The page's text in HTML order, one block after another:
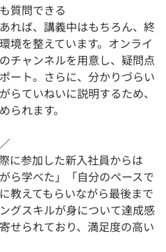
質問できる
れば、講義中はもちろん、終
境を整えています。オンライ
チャンネルを用意し、疑問点
ート。さらに、分かりづらい
らていねいに説明するため、
られます。
に参加した新入社員からは
ら学べた」「自分のペースで
教えてもらいながら最後まで
グスキルが身について達成感
せられており、満足度の高い